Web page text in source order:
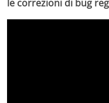
le correzioni di bug